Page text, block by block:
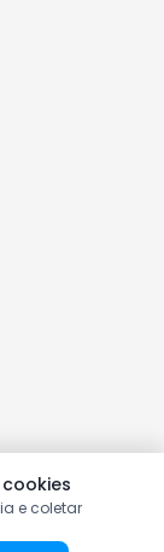
e coletar